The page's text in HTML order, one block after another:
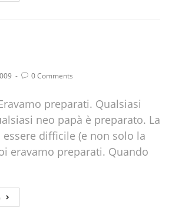
0 Comments
preparati. Qualsiasi
neo papà è preparato. La
difficile (e non solo la
eravamo preparati. Quando